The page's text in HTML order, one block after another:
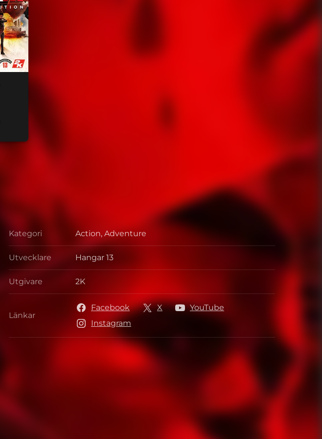
Kategori
Kategori
Action, Adventure
Utvecklare
Utvecklare
Hangar 13
Utgivare
Utgivare
2K
Länkar
Länkar
Facebook X
YouTube
Instagram